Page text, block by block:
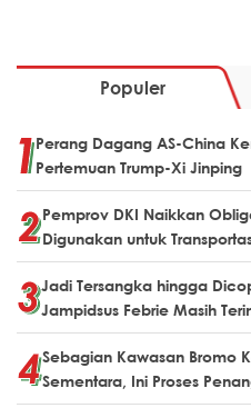
Populer
Perang Dagang AS-China
Pertemuan Trump-Xi Jinping
Pemprov DKI Naikkan
Digunakan untuk
Jadi Tersangka hingga
Jampidsus Febrie Masih
Sebagian Kawasan Bromo
Sementara, Ini Proses